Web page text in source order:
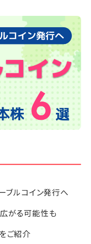
ブルコイン発行へ
がる可能性も
ご紹介